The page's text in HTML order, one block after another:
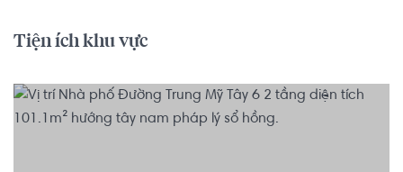
Tiện ích khu vực